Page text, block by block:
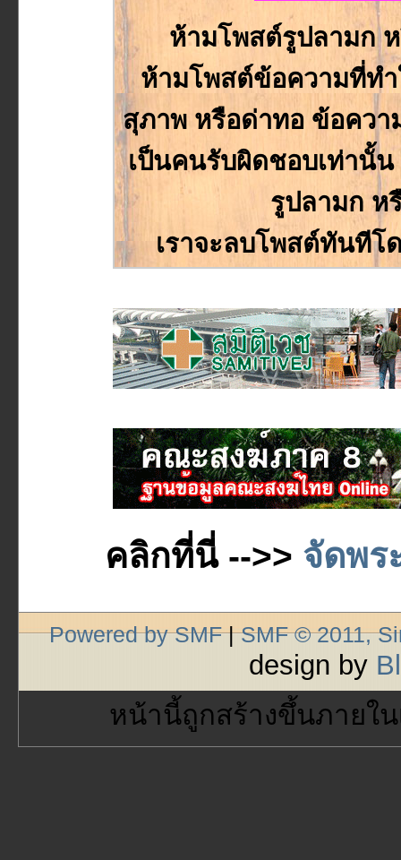
ห้ามโพสต์รูปลามก
ห้ามโพสต์ข้อความที่ทำ
สุภาพ หรือด่าทอ ข้อควา
เป็นคนรับผิดชอบเท่านั้น
รูปลามก ห
เราจะลบโพสต์ทันทีโ
คลิกที่นี่ -->> จัดพร
Powered by SMF|SMF © 2011,
design by
หน้านี้ถูกสร้างขึ้นภายใ